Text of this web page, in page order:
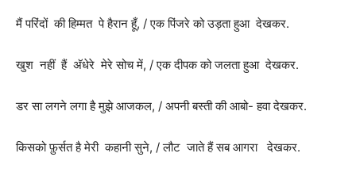
मैं परिंदों की हिम्मत पे हैरान हूँ, / एक पिंजरे को उड़ता हुआ देखकर.
खुश नहीं हैं अ‍ॅधेरे मेरे सोच में, / एक दीपक को जलता हुआ देखकर.
डर सा लगने लगा है मुझे आजकल, / अपनी बस्ती की आबो- हवा देखकर.
किसको फ़ुर्सत है मेरी कहानी सुने, / लौट जाते हैं सब आगरा देखकर.